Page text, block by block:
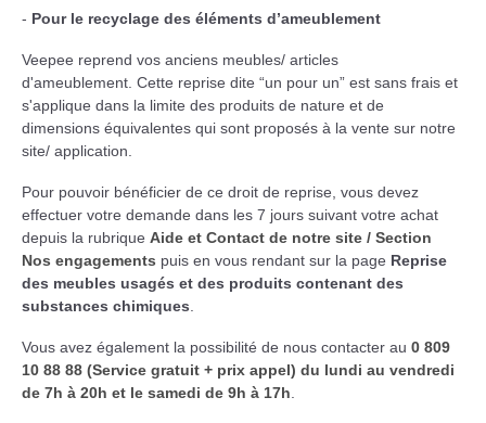
- Pour le recyclage des éléments d’ameublement
Veepee reprend vos anciens meubles/ articles
d'ameublement. Cette reprise dite “un pour un” est sans frais et
s'applique dans la limite des produits de nature et de
dimensions équivalentes qui sont proposés à la vente sur notre
site/ application.
Pour pouvoir bénéficier de ce droit de reprise, vous devez
effectuer votre demande dans les 7 jours suivant votre achat
depuis la rubrique Aide et Contact de notre site / Section
Nos engagements puis en vous rendant sur la page Reprise
des meubles usagés et des produits contenant des
substances chimiques.
Vous avez également la possibilité de nous contacter au 0 809
10 88 88 (Service gratuit + prix appel) du lundi au vendredi
de 7h à 20h et le samedi de 9h à 17h.